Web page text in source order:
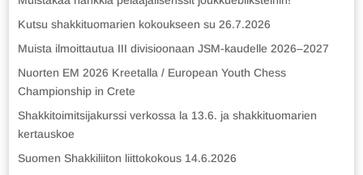
Kutsu shakkituomarien kokoukseen su 26.7.2026
Muista ilmoittautua III divisioonaan JSM-kaudelle 2026–2027
Nuorten EM 2026 Kreetalla / European Youth Chess
Championship in Crete
Shakkitoimitsijakurssi verkossa la 13.6. ja shakkituomarien
kertauskoe
Suomen Shakkiliiton liittokokous 14.6.2026